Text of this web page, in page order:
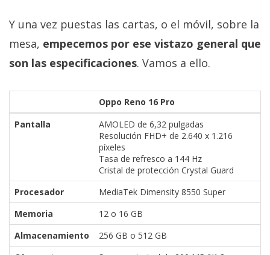
Y una vez puestas las cartas, o el móvil, sobre la
mesa, empecemos por ese vistazo general que
son las especificaciones. Vamos a ello.
Oppo Reno 16 Pro
Pantalla
AMOLED de 6,32 pulgadas
Resolución FHD+ de 2.640 x 1.216
píxeles
Tasa de refresco a 144 Hz
Cristal de protección Crystal Guard
Procesador
MediaTek Dimensity 8550 Super
Memoria
12 o 16 GB
Almacenamiento
256 GB o 512 GB